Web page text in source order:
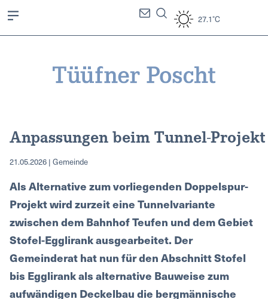
27.1°C
Anpassungen beim Tunnel-Projekt
21.05.2026 | Gemeinde
Als Alternative zum vorliegenden Doppelspur-
Projekt wird zurzeit eine Tunnelvariante
zwischen dem Bahnhof Teufen und dem Gebiet
Stofel-Egglirank ausgearbeitet. Der
Gemeinderat hat nun für den Abschnitt Stofel
bis Egglirank als alternative Bauweise zum
aufwändigen Deckelbau die bergmännische